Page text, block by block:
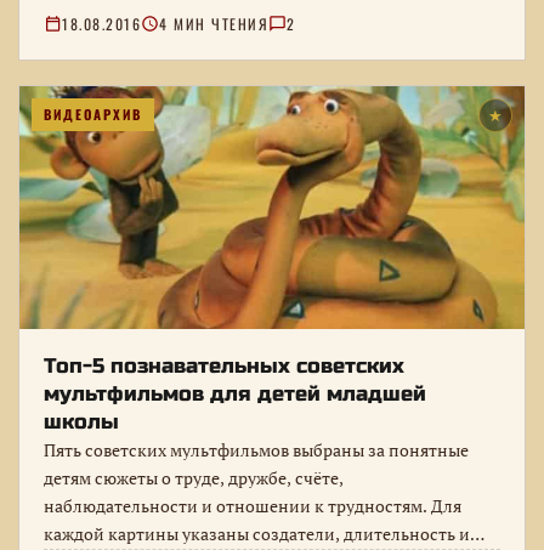
18.08.2016 4 МИН ЧТЕНИЯ 2
ВИДЕОАРХИВ ★
Топ-5 познавательных советских
мультфильмов для детей младшей
школы
Пять советских мультфильмов выбраны за понятные
детям сюжеты о труде, дружбе, счёте,
наблюдательности и отношении к трудностям. Для
каждой картины указаны создатели, длительность и